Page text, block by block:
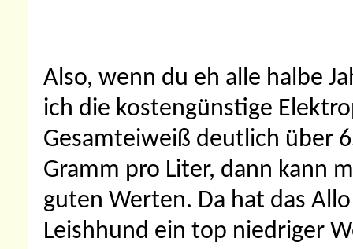
Also, wenn du eh alle halbe
ich die kostengünstige
Gesamteiweiß deutlich über
Gramm pro Liter, dann kann
guten Werten. Da hat das
Leishhund ein top niedriger